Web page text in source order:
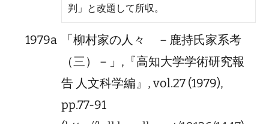
判」と改題して所収。
1979a
「柳村家の人々 －鹿持氏家系考
（三）－」,『高知大学学術研究報
告 人文科学編』, vol.27 (1979),
pp.77-91